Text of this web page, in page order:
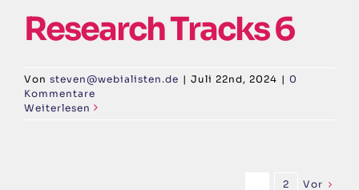
Research Tracks 6
Von steven@webialisten.de | Juli 22nd, 2024 | 0
Kommentare
Weiterlesen
2 Vor